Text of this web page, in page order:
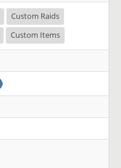
Custom Raids
Custom Items